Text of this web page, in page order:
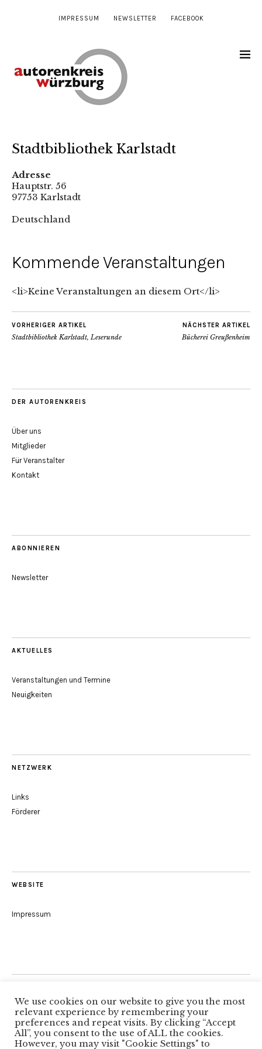
IMPRESSUM NEWSLETTER FACEBOOK
Stadtbibliothek Karlstadt
Adresse
Hauptstr. 56
97753 Karlstadt
Deutschland
Kommende Veranstaltungen
<li>Keine Veranstaltungen an diesem Ort</li>
VORHERIGER ARTIKEL
Stadtbibliothek Karlstadt, Leserunde
NÄCHSTER ARTIKEL
Bücherei Greußenheim
DER AUTORENKREIS
Über uns
Mitglieder
Für Veranstalter
Kontakt
ABONNIEREN
Newsletter
AKTUELLES
Veranstaltungen und Termine
Neuigkeiten
NETZWERK
Links
Förderer
WEBSITE
Impressum
Folge uns
Facebook
We use cookies on our website to give you the most
relevant experience by remembering your
preferences and repeat visits. By clicking “Accept
All”, you consent to the use of ALL the cookies.
However, you may visit "Cookie Settings" to